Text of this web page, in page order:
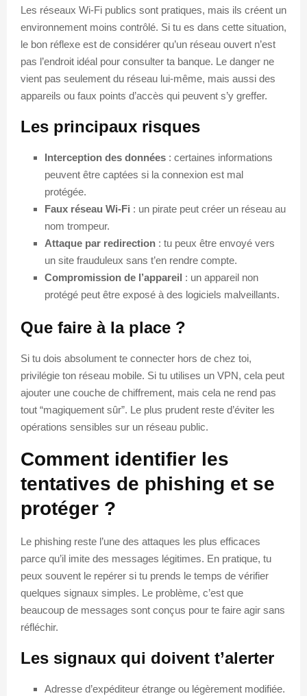
Les réseaux Wi-Fi publics sont pratiques, mais ils créent un
environnement moins contrôlé. Si tu es dans cette situation,
le bon réflexe est de considérer qu’un réseau ouvert n’est
pas l’endroit idéal pour consulter ta banque. Le danger ne
vient pas seulement du réseau lui-même, mais aussi des
appareils ou faux points d’accès qui peuvent s’y greffer.
Les principaux risques
Interception des données : certaines informations
peuvent être captées si la connexion est mal
protégée.
Faux réseau Wi-Fi : un pirate peut créer un réseau au
nom trompeur.
Attaque par redirection : tu peux être envoyé vers
un site frauduleux sans t’en rendre compte.
Compromission de l’appareil : un appareil non
protégé peut être exposé à des logiciels malveillants.
Que faire à la place ?
Si tu dois absolument te connecter hors de chez toi,
privilégie ton réseau mobile. Si tu utilises un VPN, cela peut
ajouter une couche de chiffrement, mais cela ne rend pas
tout “magiquement sûr”. Le plus prudent reste d’éviter les
opérations sensibles sur un réseau public.
Comment identifier les
tentatives de phishing et se
protéger ?
Le phishing reste l’une des attaques les plus efficaces
parce qu’il imite des messages légitimes. En pratique, tu
peux souvent le repérer si tu prends le temps de vérifier
quelques signaux simples. Le problème, c’est que
beaucoup de messages sont conçus pour te faire agir sans
réfléchir.
Les signaux qui doivent t’alerter
Adresse d’expéditeur étrange ou légèrement modifiée.